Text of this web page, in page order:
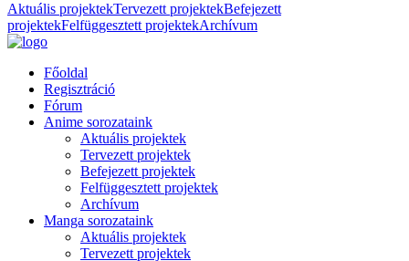
Aktuális projektekTervezett projektekBefejezett
projektekFelfüggesztett projektekArchívum
Főoldal
Regisztráció
Fórum
Anime sorozataink
Aktuális projektek
Tervezett projektek
Befejezett projektek
Felfüggesztett projektek
Archívum
Manga sorozataink
Aktuális projektek
Tervezett projektek